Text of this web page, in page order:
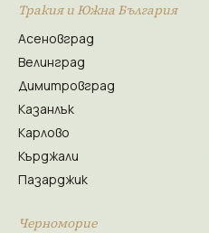
Тракия и Южна България
Асеновград
Велинград
Димитровград
Казанлък
Карлово
Кърджали
Пазарджик
Черноморие